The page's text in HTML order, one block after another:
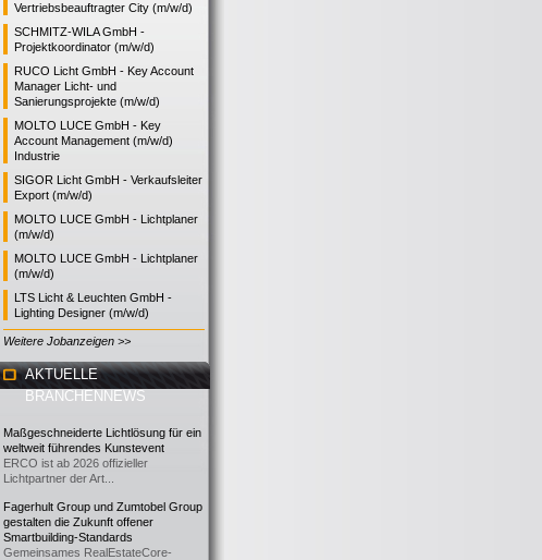
Vertriebsbeauftragter City (m/w/d)
SCHMITZ-WILA GmbH -
Projektkoordinator (m/w/d)
RUCO Licht GmbH - Key Account
Manager Licht- und
Sanierungsprojekte (m/w/d)
MOLTO LUCE GmbH - Key
Account Management (m/w/d)
Industrie
SIGOR Licht GmbH - Verkaufsleiter
Export (m/w/d)
MOLTO LUCE GmbH - Lichtplaner
(m/w/d)
MOLTO LUCE GmbH - Lichtplaner
(m/w/d)
LTS Licht & Leuchten GmbH -
Lighting Designer (m/w/d)
Weitere Jobanzeigen >>
AKTUELLE
BRANCHENNEWS
Maßgeschneiderte Lichtlösung für ein
weltweit führendes Kunstevent
ERCO ist ab 2026 offizieller
Lichtpartner der Art...
Fagerhult Group und Zumtobel Group
gestalten die Zukunft offener
Smartbuilding-Standards
Gemeinsames RealEstateCore-